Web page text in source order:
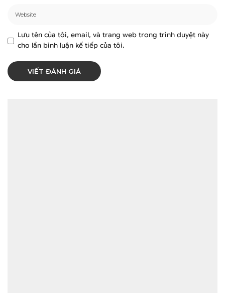
Lưu tên của tôi, email, và trang web trong trình duyệt này
cho lần bình luận kế tiếp của tôi.